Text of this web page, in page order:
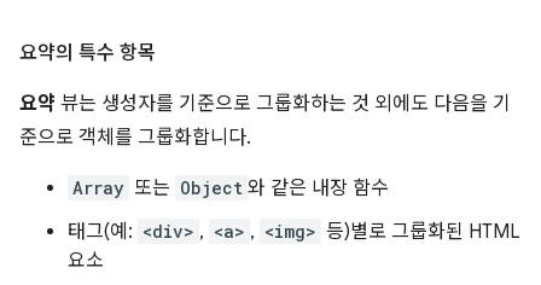
요약의 특수 항목
요약 뷰는 생성자를 기준으로 그룹화하는 것 외에도 다음을 기
준으로 객체를 그룹화합니다.
Array 또는 Object 와 같은 내장 함수
태그(예: <div> , <a> , <img> 등)별로 그룹화된 HTML
요소